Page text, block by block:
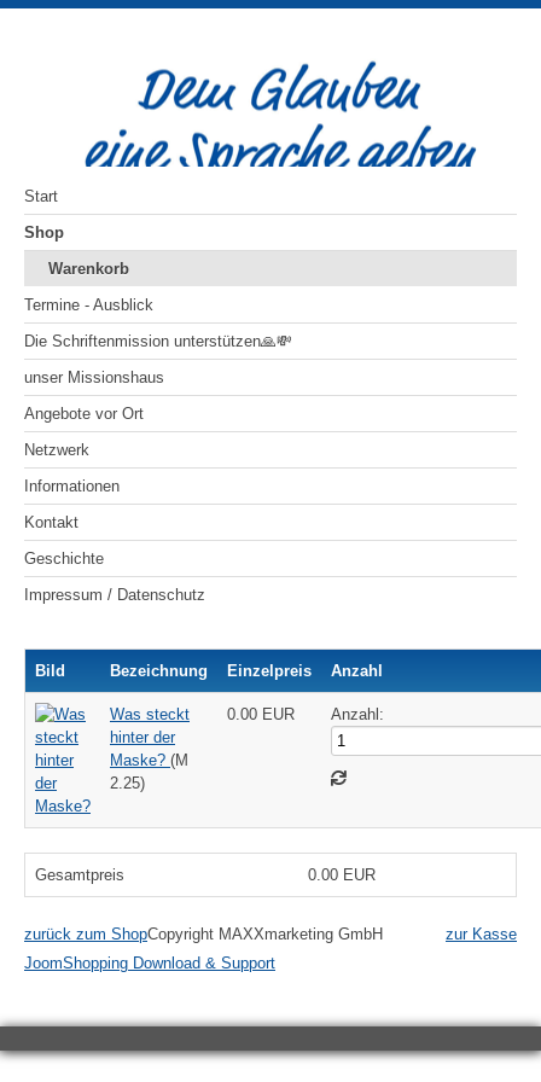
Start
Shop
Warenkorb
Termine - Ausblick
Die Schriftenmission unterstützen🙏💸
unser Missionshaus
Angebote vor Ort
Netzwerk
Informationen
Kontakt
Geschichte
Impressum / Datenschutz
Bild Bezeichnung Einzelpreis Anzahl
Was steckt
hinter der
Maske? (M
2.25)
0.00 EUR Anzahl:
Gesamtpreis 0.00 EUR
zurück zum Shop zur Kasse
Copyright MAXXmarketing GmbH
JoomShopping Download & Support